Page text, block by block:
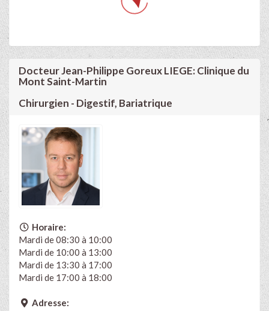
Docteur Jean-Philippe Goreux LIEGE: Clinique du
Mont Saint-Martin
Chirurgien - Digestif, Bariatrique
Horaire:
Mardi de 08:30 à 10:00
Mardi de 10:00 à 13:00
Mardi de 13:30 à 17:00
Mardi de 17:00 à 18:00
Adresse: